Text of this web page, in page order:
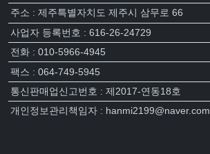
주소 : 제주특별자치도 제주시 삼무로 66
사업자 등록번호 : 616-26-24729
전화 : 010-5966-4945
팩스 : 064-749-5945
통신판매업신고번호 : 제2017-연동18호
개인정보관리책임자 : hanmi2199@naver.com